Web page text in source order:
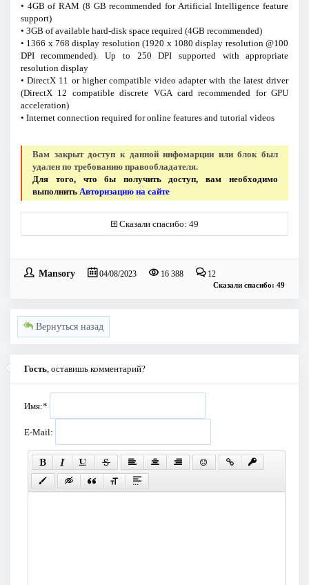
• 4GB of RAM (8 GB recommended for Artificial Intelligence feature
support)
• 3GB of available hard-disk space required (4GB recommended)
• 1366 x 768 display resolution (1920 x 1080 display resolution @100
DPI recommended). Up to 250 DPI supported with appropriate
resolution display
• DirectX 11 or higher compatible video adapter with the latest driver
(DirectX 12 compatible discrete VGA card recommended for GPU
acceleration)
• Internet connection required for online features and tutorial videos
Вам закрыт доступ к данной инфомарции или блок был
удален по требованию правообладателя.
Для того, что бы получить доступ, вам необходимо
выполнитьАвторизацию на сайте
Сказали спасибо: 49
Mansory 04/08/2023 16 388 12
Сказали спасибо: 49
Вернуться назад
Гость , оставишь комментарий?
Имя:*
E-Mail: